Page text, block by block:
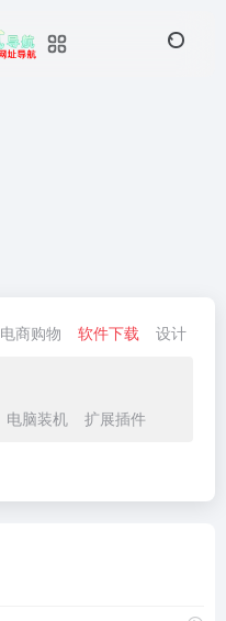
电商购物 软件下载 设计
电脑装机 扩展插件